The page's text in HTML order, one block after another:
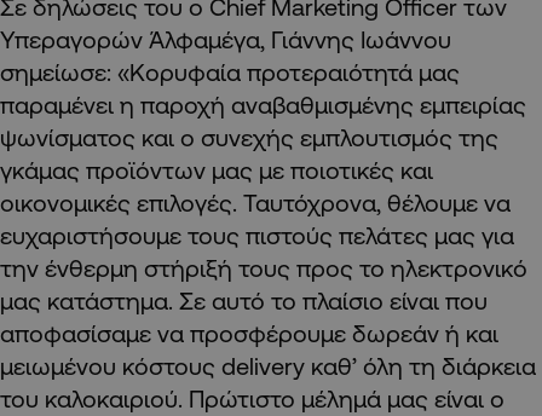
Σε δηλώσεις του ο Chief Marketing Officer των
Υπεραγορών Άλφαμέγα, Γιάννης Ιωάννου
σημείωσε: «Κορυφαία προτεραιότητά μας
παραμένει η παροχή αναβαθμισμένης εμπειρίας
ψωνίσματος και ο συνεχής εμπλουτισμός της
γκάμας προϊόντων μας με ποιοτικές και
οικονομικές επιλογές. Ταυτόχρονα, θέλουμε να
ευχαριστήσουμε τους πιστούς πελάτες μας για
την ένθερμη στήριξή τους προς το ηλεκτρονικό
μας κατάστημα. Σε αυτό το πλαίσιο είναι που
αποφασίσαμε να προσφέρουμε δωρεάν ή και
μειωμένου κόστους delivery καθ’ όλη τη διάρκεια
του καλοκαιριού. Πρώτιστο μέλημά μας είναι ο